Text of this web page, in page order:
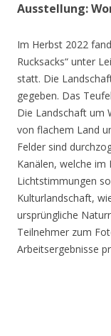
Ausstellung:
Im Herbst 2022
Rucksacks“ unter
statt. Die
gegeben. Das
Die Landschaft um
von flachem Land
Felder sind
Kanälen, welche im
Lichtstimmungen
Kulturlandschaft,
ursprüngliche
Teilnehmer zum
Arbeitsergebnisse